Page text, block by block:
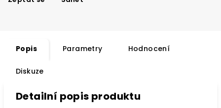
Popis Parametry Hodnocení
Diskuze
Detailní popis produktu